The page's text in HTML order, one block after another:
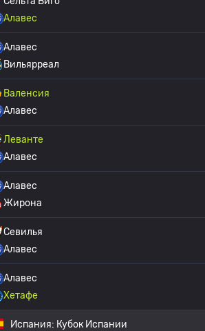
Алавес
Алавес
Вильярреал
Валенсия
Алавес
Леванте
Алавес
Алавес
Жирона
Севилья
Алавес
Алавес
Хетафе
Испания: Кубок Испании